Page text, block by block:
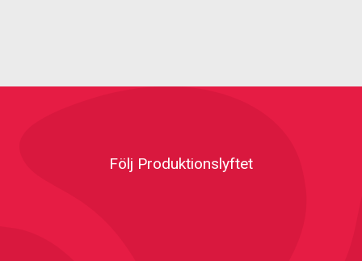
Följ Produktionslyftet